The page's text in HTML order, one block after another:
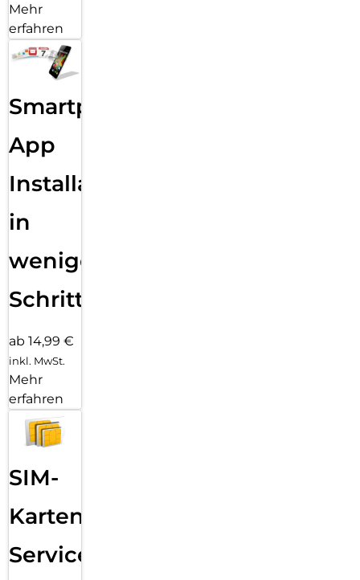
Mehr
erfahren
Smartphone
App
Installation
in
wenigen
Schritten
ab 14,99 €
inkl. MwSt.
Mehr
erfahren
SIM-
Karten
Service: